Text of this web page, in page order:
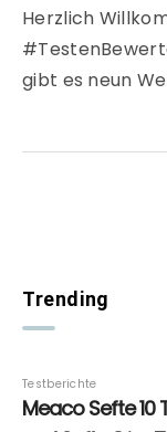
Herzlich
gibt es neun
Trending